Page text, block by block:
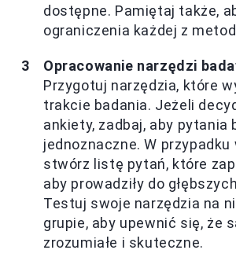
dostępne. Pamiętaj także,
ograniczenia każdej z
Opracowanie narzędzi
Przygotuj narzędzia, które
trakcie badania. Jeżeli
ankiety, zadbaj, aby pytania
jednoznaczne. W przypadku
stwórz listę pytań, które
aby prowadziły do
Testuj swoje narzędzia na
grupie, aby upewnić się, że
zrozumiałe i skuteczne.